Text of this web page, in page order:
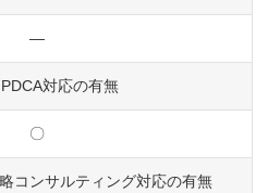
―
対応の有無
〇
コンサルティング対応の有無